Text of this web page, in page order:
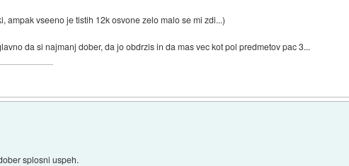
ampak vseeno je tistih 12k osvone zelo malo se mi zdi...)
da si najmanj dober, da jo obdrzis in da mas vec kot pol predmetov pac 3...
splosni uspeh.